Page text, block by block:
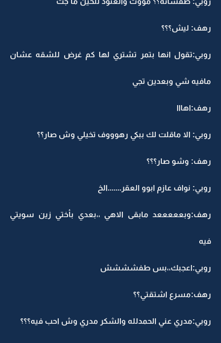
رهف: ليش؟؟؟
روبي:تقول انها بتمر تشتري لها كم غرض للشقه عشان
مافيه شي وبعدين تجي
رهف:اهااا
روبي: الا ماقلت لك ببكي رهوووف تخيلي وش صار؟؟
رهف: وشو صار؟؟؟
روبي: نواف عازم ابوو العقر.......الخ
رهف:وبعععععد مابقى الاهي ،،بعدي بأختي زين سويتي
فيه
روبي:اعجبك،،بس طفشششش
رهف:مسرع اشتقتي؟؟
روبي:مدري عني الحمدلله والشكر مدري وش احب فيه؟؟؟